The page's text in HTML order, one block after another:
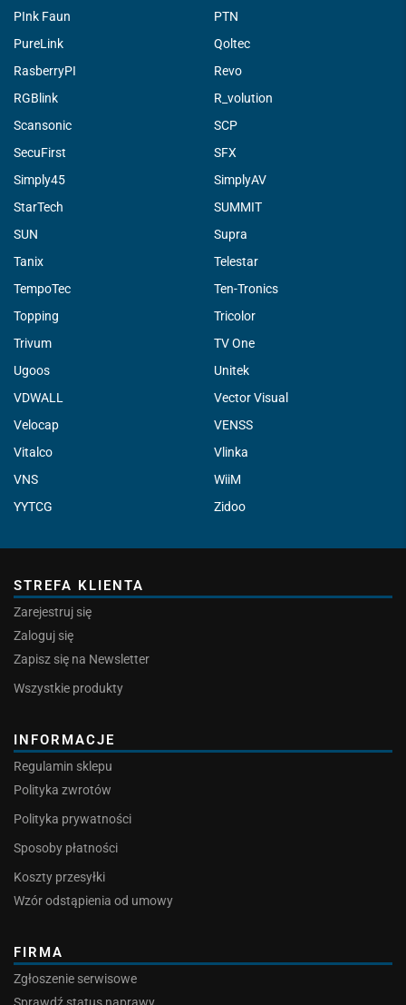
PInk Faun
PTN
PureLink
Qoltec
RasberryPI
Revo
RGBlink
R_volution
Scansonic
SCP
SecuFirst
SFX
Simply45
SimplyAV
StarTech
SUMMIT
SUN
Supra
Tanix
Telestar
TempoTec
Ten-Tronics
Topping
Tricolor
Trivum
TV One
Ugoos
Unitek
VDWALL
Vector Visual
Velocap
VENSS
Vitalco
Vlinka
VNS
WiiM
YYTCG
Zidoo
STREFA KLIENTA
Zarejestruj się
Zaloguj się
Zapisz się na Newsletter
Wszystkie produkty
INFORMACJE
Regulamin sklepu
Polityka zwrotów
Polityka prywatności
Sposoby płatności
Koszty przesyłki
Wzór odstąpienia od umowy
FIRMA
Zgłoszenie serwisowe